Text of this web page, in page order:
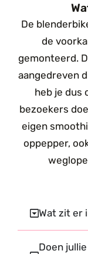
De
de
gemonteerd.
aangedreven
heb je dus
bezoekers
eigen
oppepper,
Wat zit er
Doen